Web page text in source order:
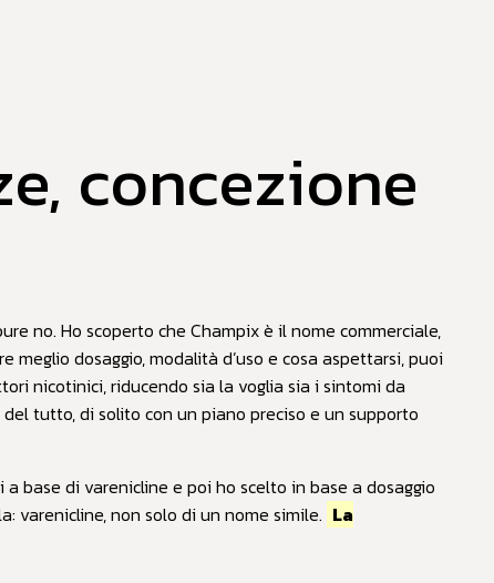
concezione
no. Ho scoperto che Champix è il nome commerciale,
dosaggio, modalità d’uso e cosa aspettarsi, puoi
nicotinici, riducendo sia la voglia sia i sintomi da
tutto, di solito con un piano preciso e un supporto
base di varenicline e poi ho scelto in base a dosaggio
varenicline, non solo di un nome simile. La